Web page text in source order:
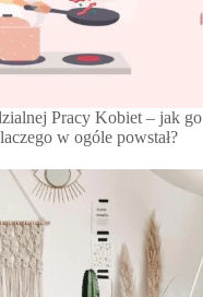
Pracy Kobiet – jak go
w ogóle powstał?